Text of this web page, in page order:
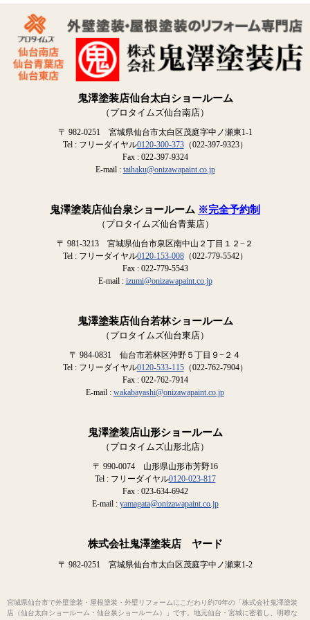
鬼澤塗装店仙台太白ショールーム
（プロタイムズ仙台南店）
〒 982-0251 宮城県仙台市太白区茂庭字中ノ瀬東1-1
Tel : フリーダイヤル0120-300-373（022-397-9323）
Fax : 022-397-9324
E-mail : taihaku@onizawapaint.co.jp
鬼澤塗装店仙台泉ショールーム ※完全予約制
（プロタイムズ仙台青葉店）
〒 981-3213 宮城県仙台市泉区南中山２丁目１２−２
Tel : フリーダイヤル0120-153-008（022-779-5542）
Fax : 022-779-5543
E-mail : izumi@onizawapaint.co.jp
鬼澤塗装店仙台若林ショールーム
（プロタイムズ仙台東店）
〒 984-0831 仙台市若林区沖野５丁目９−２４
Tel : フリーダイヤル0120-533-115（022-762-7904）
Fax : 022-762-7914
E-mail : wakabayashi@onizawapaint.co.jp
鬼澤塗装店山形ショールーム
（プロタイムズ山形北店）
〒 990-0074 山形県山形市芳野16
Tel : フリーダイヤル0120-023-817
Fax : 023-634-6942
E-mail : yamagata@onizawapaint.co.jp
株式会社鬼澤塗装店 ヤード
〒 982-0251 宮城県仙台市太白区茂庭字中ノ瀬東1-2
宮城県仙台市で外壁塗装・屋根塗装・外壁リフォームにこだわり約70年の「株式会社鬼澤塗装
店（仙台太白ショールーム・仙台泉ショールーム）」です。地元仙台・宮城に密着し、明瞭な